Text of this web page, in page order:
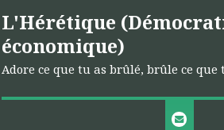
L'Hérétique
économique)
Adore ce que tu as brûlé, brûle ce que